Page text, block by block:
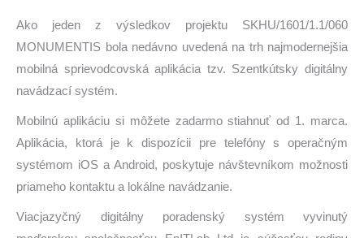
Ako jeden z výsledkov projektu SKHU/1601/1.1/060
MONUMENTIS bola nedávno uvedená na trh najmodernejšia
mobilná sprievodcovská aplikácia tzv. Szentkútsky digitálny
navádzací systém.
Mobilnú aplikáciu si môžete zadarmo stiahnuť od 1. marca.
Aplikácia, ktorá je k dispozícii pre telefóny s operačným
systémom iOS a Android, poskytuje návštevníkom možnosti
priameho kontaktu a lokálne navádzanie.
Viacjazyčný digitálny poradenský systém vyvinutý